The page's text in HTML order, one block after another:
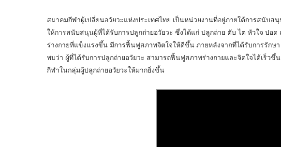
สมาคมกีฬาผู้เปลี่ยนอวัยวะแห่งประเทศไทย เป็นหน่วยงานที่อยู่ภายใต้การสนับ
ให้การสนับสนุนผู้ที่ได้รับการปลูกถ่ายอวัยวะ ซึ่งได้แก่ ปลูกถ่าย ตับ ไต หัวใจ ปอ
ร่างกายที่แข็งแรงขึ้น มีการฟื้นฟูสภาพจิตใจให้ดีขึ้น ภายหลังจากที่ได้รับการรักษ
พบว่า ผู้ที่ได้รับการปลูกถ่ายอวัยวะ สามารถฟื้นฟูสภาพร่างกายและจิตใจได้เร็ว
กีฬาในกลุ่มผู้ปลูกถ่ายอวัยวะให้มากยิ่งขึ้น